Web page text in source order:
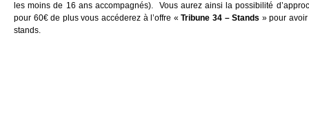
les moins de 16 ans accompagnés). Vous aurez ainsi la possibilité
pour 60€ de plus vous accéderez à l’offre «Tribune 34 – Stands » pour
stands.